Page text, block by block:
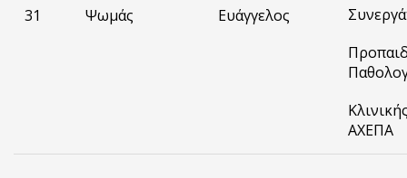
31 Ψωμάς Ευάγγελος
ΑΧΕΠΑ